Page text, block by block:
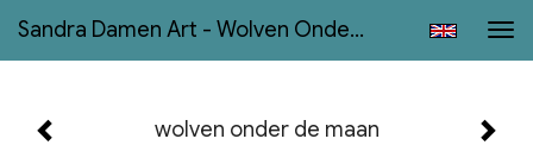
Sandra Damen Art - Wolven Onder De Maan
wolven onder de maan